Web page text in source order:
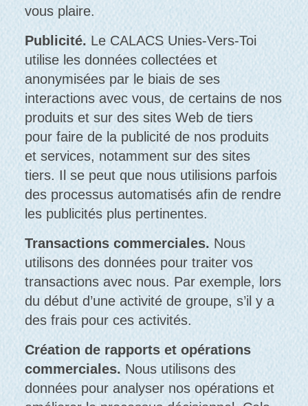
vous plaire.
Publicité. Le CALACS Unies-Vers-Toi
utilise les données collectées et
anonymisées par le biais de ses
interactions avec vous, de certains de nos
produits et sur des sites Web de tiers
pour faire de la publicité de nos produits
et services, notamment sur des sites
tiers. Il se peut que nous utilisions parfois
des processus automatisés afin de rendre
les publicités plus pertinentes.
Transactions commerciales. Nous
utilisons des données pour traiter vos
transactions avec nous. Par exemple, lors
du début d’une activité de groupe, s’il y a
des frais pour ces activités.
Création de rapports et opérations
commerciales. Nous utilisons des
données pour analyser nos opérations et